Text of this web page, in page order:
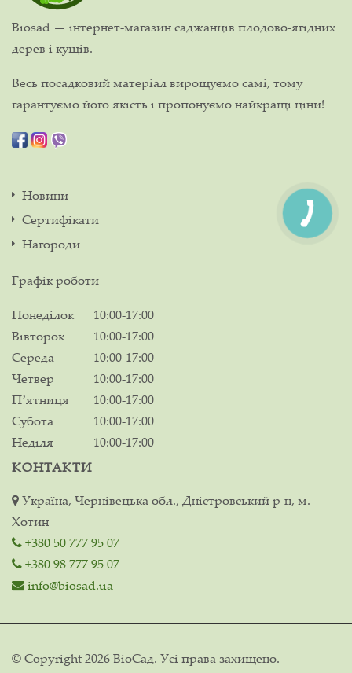
Biosad — інтернет-магазин саджанців плодово-ягідних
дерев і кущів.
Весь посадковий матеріал вирощуємо самі, тому
гарантуємо його якість і пропонуємо найкращі ціни!
Новини
Сертифікати
Нагороди
Графік роботи
Понеділок
10:00-17:00
Вівторок
10:00-17:00
Середа
10:00-17:00
Четвер
10:00-17:00
Пʼятниця
10:00-17:00
Субота
10:00-17:00
Неділя
10:00-17:00
КОНТАКТИ
Україна, Чернівецька обл., Дністровський р-н, м.
Хотин
+380 50 777 95 07
+380 98 777 95 07
info@biosad.ua
© Copyright 2026 ВіоСад. Усі права захищено.